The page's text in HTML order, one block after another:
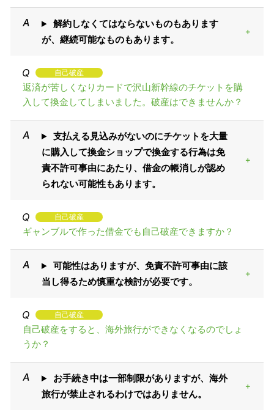
解約しなくてはならないものもあります
が、継続可能なものもあります。
自己破産
返済が苦しくなりカードで沢山新幹線のチケットを購
入して換金してしまいました。破産はできませんか？
支払える見込みがないのにチケットを大量
に購入して換金ショップで換金する行為は免
責不許可事由にあたり、借金の帳消しが認め
られない可能性もあります。
自己破産
ギャンブルで作った借金でも自己破産できますか？
可能性はありますが、免責不許可事由に該
当し得るため慎重な検討が必要です。
自己破産
自己破産をすると、海外旅行ができなくなるのでしょ
うか？
お手続き中は一部制限がありますが、海外
旅行が禁止されるわけではありません。